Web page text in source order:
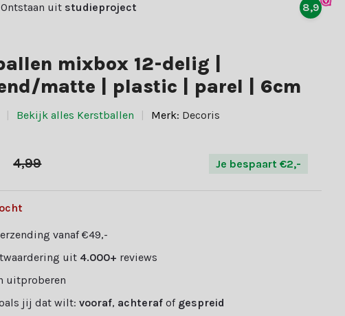
Ontstaan uit studieproject 8,9
mixbox 12-delig |
matte | plastic | parel | 6cm
Bekijk alles Kerstballen Merk: Decoris
4,99 Je bespaart €2,-
vanaf €49,-
uit 4.000+ reviews
uitproberen
jij dat wilt:vooraf, achteraf of gespreid